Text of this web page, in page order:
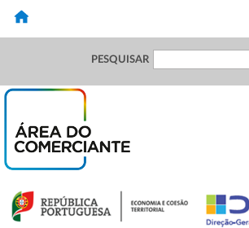
PESQUISAR